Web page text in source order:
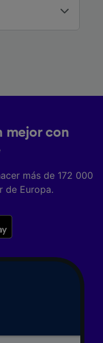
mejor con
más de 172 000
de Europa.